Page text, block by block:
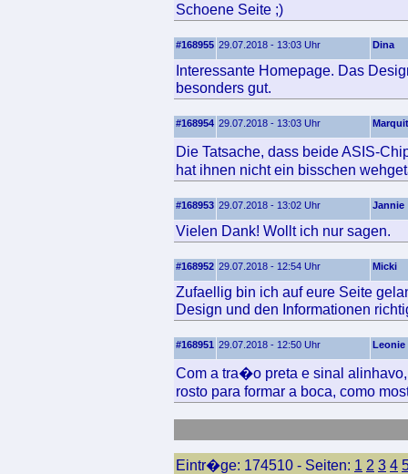
Schoene Seite ;)
#168955 29.07.2018 - 13:03 Uhr Dina
Interessante Homepage. Das
besonders gut.
#168954 29.07.2018 - 13:03 Uhr
Die Tatsache, dass beide ASIS-
hat ihnen nicht ein bisschen
#168953 29.07.2018 - 13:02 Uhr Jannie
Vielen Dank! Wollt ich nur sagen.
#168952 29.07.2018 - 12:54 Uhr Micki
Zufaellig bin ich auf eure Seite
Design und den Informationen
#168951 29.07.2018 - 12:50 Uhr Leonie
Com a tra�o preta e sinal
rosto para formar a boca, como
Eintr�ge: 174510 - Seiten: 1 2 3 4